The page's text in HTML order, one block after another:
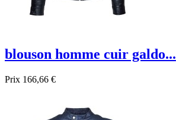
blouson homme cuir galdo...
Prix 166,66 €